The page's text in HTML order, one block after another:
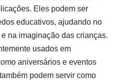
Eles podem ser
educativos, ajudando no
na imaginação das crianças.
usados em
aniversários e eventos
podem servir como